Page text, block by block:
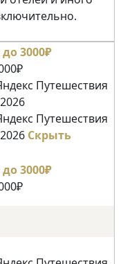
Путешествия
Путешествия
Скрыть